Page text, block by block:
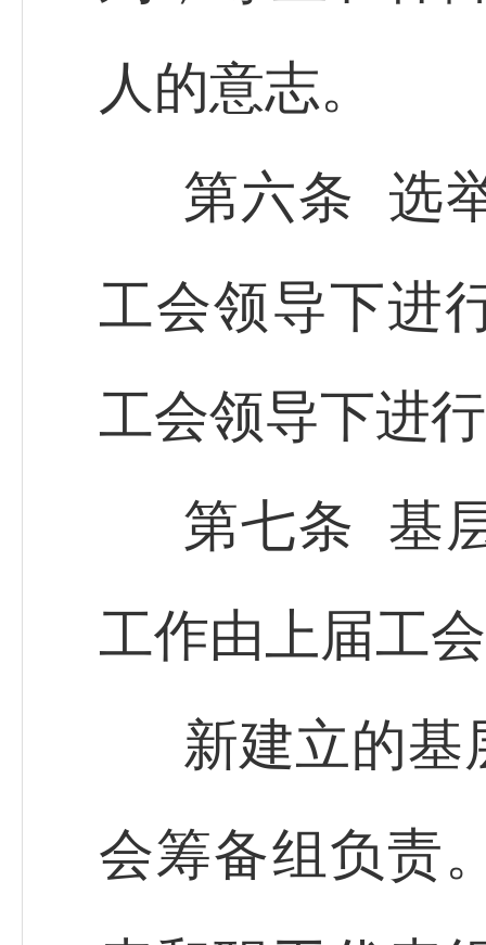
人的意志。
第六条 选
工会领导下进
工会领导下进
第七条 基
工作由上届工
新建立的基
会筹备组负责